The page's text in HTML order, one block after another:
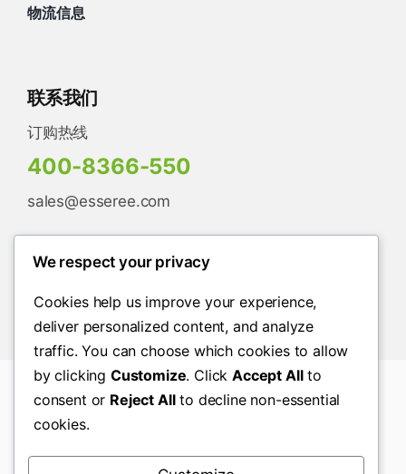
物流信息
联系我们
订购热线
400-8366-550
sales@esseree.com
© Copyright2026© 2026 沃力途 |
We respect your privacy
Cookies help us improve your experience,
deliver personalized content, and analyze
traffic. You can choose which cookies to allow
by clicking Customize. ClickAccept Allto
consent or Reject Allto decline non-essential
cookies.